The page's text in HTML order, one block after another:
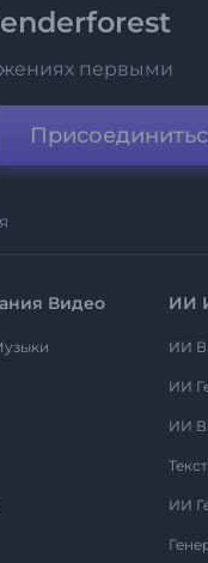
первыми
Видео ИИ
ИИ
ИИ
ИИ
ИИ